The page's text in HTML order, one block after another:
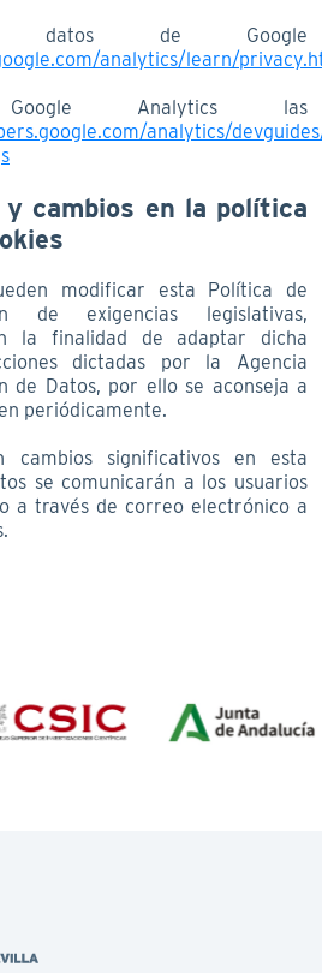
datos de Google
analytics/learn/
Analytics las
analytics/
cambios en la política
modificar esta Política de
de exigencias legislativas,
la finalidad de adaptar dicha
dictadas por la Agencia
de Datos, por ello se aconseja a
periódicamente.
cambios significativos en esta
se comunicarán a los usuarios
a través de correo electrónico a